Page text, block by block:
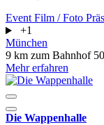
Event Film / Foto
+1
München
9 km zum Bahnhof
Mehr erfahren
Die Wappenhalle